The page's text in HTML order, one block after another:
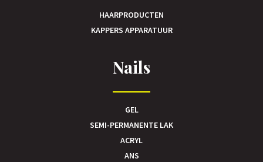
HAARPRODUCTEN
KAPPERS APPARATUUR
Nails
GEL
SEMI-PERMANENTE LAK
ACRYL
ANS